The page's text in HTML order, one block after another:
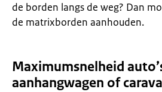
de borden langs de weg? Dan
de matrixborden aanhouden.
Maximumsnelheid
aanhangwagen of